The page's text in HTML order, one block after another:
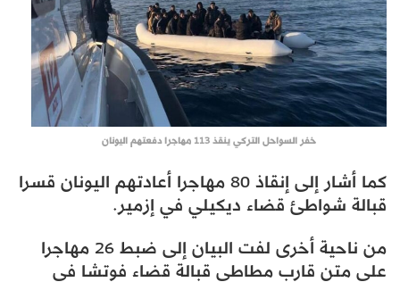
خفر السواحل التركي ينقذ 113 مهاجرا دفعتهم اليونان
كما أشار إلى إنقاذ 80 مهاجرا أعادتهم اليونان قسرا
قبالة شواطئ قضاء ديكيلي في إزمير.
من ناحية أخرى لفت البيان إلى ضبط 26 مهاجرا
على متن قارب مطاطي قبالة قضاء فوتشا في